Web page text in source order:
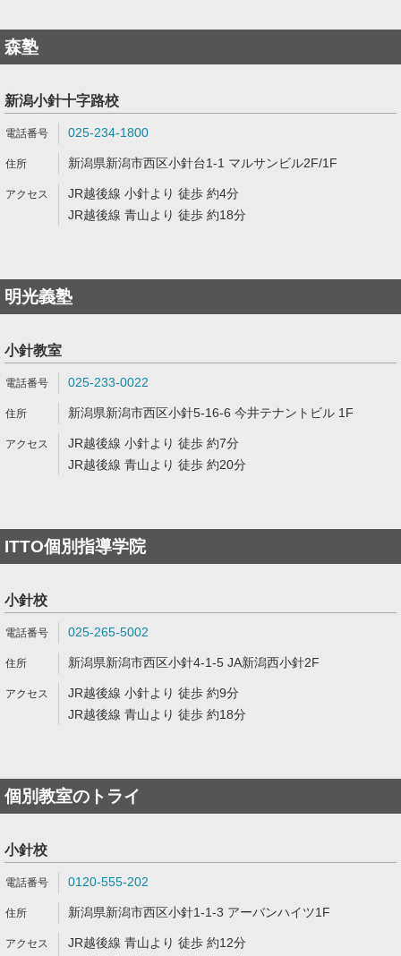
森塾
新潟小針十字路校
025-234-1800
新潟県新潟市西区小針台1-1 マルサンビル2F/1F
JR越後線 小針より 徒歩 約4分
JR越後線 青山より 徒歩 約18分
明光義塾
小針教室
025-233-0022
新潟県新潟市西区小針5-16-6 今井テナントビル 1F
JR越後線 小針より 徒歩 約7分
JR越後線 青山より 徒歩 約20分
ITTO個別指導学院
小針校
025-265-5002
新潟県新潟市西区小針4-1-5 JA新潟西小針2F
JR越後線 小針より 徒歩 約9分
JR越後線 青山より 徒歩 約18分
個別教室のトライ
小針校
0120-555-202
新潟県新潟市西区小針1-1-3 アーバンハイツ1F
JR越後線 青山より 徒歩 約12分